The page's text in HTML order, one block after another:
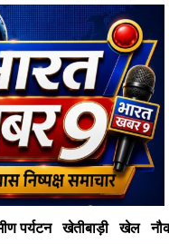
पर्यटन खेतीबाड़ी खेल